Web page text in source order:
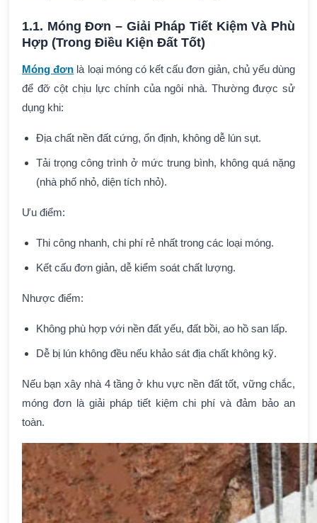
1.1. Móng Đơn – Giải Pháp Tiết Kiệm Và Phù
Hợp (Trong Điều Kiện Đất Tốt)
Móng đơn là loại móng có kết cấu đơn giản, chủ yếu dùng
để đỡ cột chịu lực chính của ngôi nhà. Thường được sử
dụng khi:
Địa chất nền đất cứng, ổn định, không dễ lún sụt.
Tải trọng công trình ở mức trung bình, không quá nặng
(nhà phố nhỏ, diện tích nhỏ).
Ưu điểm:
Thi công nhanh, chi phí rẻ nhất trong các loại móng.
Kết cấu đơn giản, dễ kiểm soát chất lượng.
Nhược điểm:
Không phù hợp với nền đất yếu, đất bồi, ao hồ san lấp.
Dễ bị lún không đều nếu khảo sát địa chất không kỹ.
Nếu bạn xây nhà 4 tầng ở khu vực nền đất tốt, vững chắc,
móng đơn là giải pháp tiết kiệm chi phí và đảm bảo an
toàn.